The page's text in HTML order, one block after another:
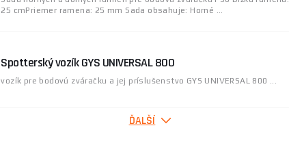
25 cmPriemer ramena: 25 mm Sada obsahuje: Horné ...
Spotterský vozík GYS UNIVERSAL 800
vozík pre bodovú zváračku a jej príslušenstvo GYS UNIVERSAL 800 ...
ĎALŠÍ